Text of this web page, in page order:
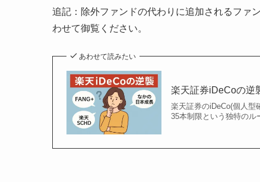
追記：除外ファンドの代わりに追加されるファ
わせて御覧ください。
あわせて読みたい
楽天証券iDeCoの逆
楽天証券のiDeCo(個人型
35本制限という独特のル